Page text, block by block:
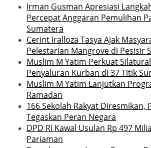
Irman Gusman Apresiasi
Percepat Anggaran Pemulihan
Sumatera
Cerint Iralloza Tasya Ajak
Pelestarian Mangrove di Pesisir
Muslim M Yatim Perkuat
Penyaluran Kurban di 37 Titik
Muslim M Yatim Lanjutkan
Ramadan
166 Sekolah Rakyat Diresmikan,
Tegaskan Peran Negara
DPD RI Kawal Usulan Rp 497
Pariaman